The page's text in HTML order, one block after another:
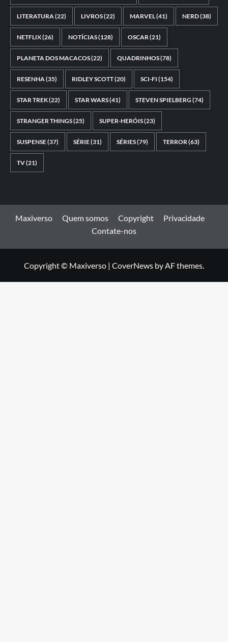
LITERATURA(22) LIVROS(22) MARVEL(41) NERD(38)
NETFLIX(26) NOTÍCIAS(128) OSCAR(21)
PLANETA DOS MACACOS(22) QUADRINHOS(78)
RESENHA(35) RIDLEY SCOTT(20) SCI-FI (154)
STAR TREK(22) STAR WARS(41) STEVEN SPIELBERG (74)
STRANGER THINGS(25) SUPER-HERÓIS(23)
SUSPENSE(37) SÉRIE(31) SÉRIES(79) TERROR(63)
TV(21)
Maxiverso Quem somos Copyright
Privacidade
Contate-nos
Copyright © Maxiverso | CoverNews by AF themes.